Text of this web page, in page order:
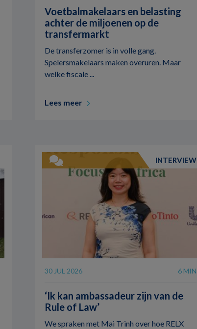
Voetbalmakelaars en belasting
achter de miljoenen op de
transfermarkt
De transferzomer is in volle gang.
Spelersmakelaars maken overuren. Maar
welke fiscale ...
Lees meer
INTERVIEW
30 JUL 2026 6 MIN
‘Ik kan ambassadeur zijn van de
Rule of Law’
We spraken met Mai Trinh over hoe RELX